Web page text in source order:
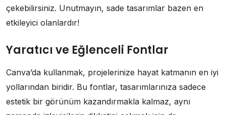
çekebilirsiniz. Unutmayın, sade tasarımlar bazen en
etkileyici olanlardır!
Yaratıcı ve Eğlenceli Fontlar
Canva’da kullanmak, projelerinize hayat katmanın en iyi
yollarından biridir. Bu fontlar, tasarımlarınıza sadece
estetik bir görünüm kazandırmakla kalmaz, aynı